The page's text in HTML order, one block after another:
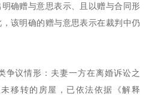
确赠与意思表示、且以赠与合同形
该明确的赠与意思表示在裁判中仍
争议情形：夫妻一方在离婚诉讼之
移转的房屋，已依法依据《解释